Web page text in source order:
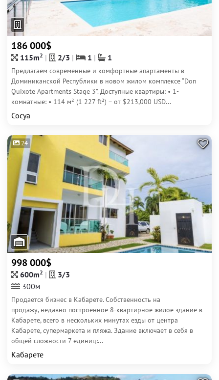
186 000$
115m2 2/3 1 1
Предлагаем современные и комфортные апартаменты в
Доминиканской Республики в новом жилом комплексе “Don
Quixote Apartments Stage 3”. Доступные квартиры: • 1-
комнатные: • 114 м² (1 227 ft²) – от $213,000 USD...
Сосуа
24
998 000$
600m2
3/3
300м
Продается бизнес в Кабарете. Собственность на
продажу, недавно построенное 8-квартирное жилое здание в
Кабарете, всего в нескольких минутах езды от центра
Кабарете, супермаркета и пляжа. Здание включает в себя в
общей сложности 7 единиц:...
Кабарете